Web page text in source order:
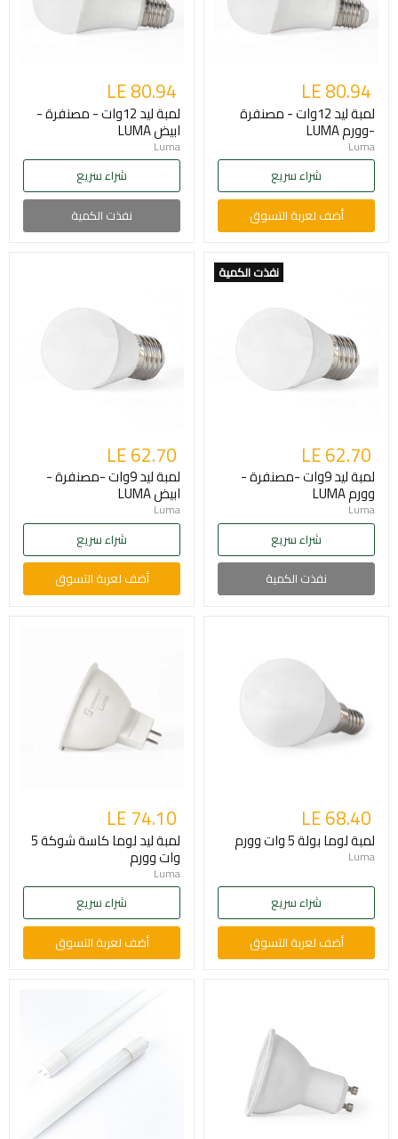
LE 80.94
لمبة ليد 12وات - مصنفرة
-وورم LUMA
Luma
شراء سريع
أضف لعربة التسوق
LE 80.94
لمبة ليد 12وات - مصنفرة -
ابيض LUMA
Luma
شراء سريع
نفذت الكمية
نفذت الكمية
LE 62.70
لمبة ليد 9وات -مصنفرة -
وورم LUMA
Luma
شراء سريع
نفذت الكمية
LE 62.70
لمبة ليد 9وات -مصنفرة -
ابيض LUMA
Luma
شراء سريع
أضف لعربة التسوق
LE 68.40
لمبة لوما بولة 5 وات وورم
Luma
شراء سريع
أضف لعربة التسوق
LE 74.10
لمبة ليد لوما كاسة شوكة 5
وات وورم
Luma
شراء سريع
أضف لعربة التسوق